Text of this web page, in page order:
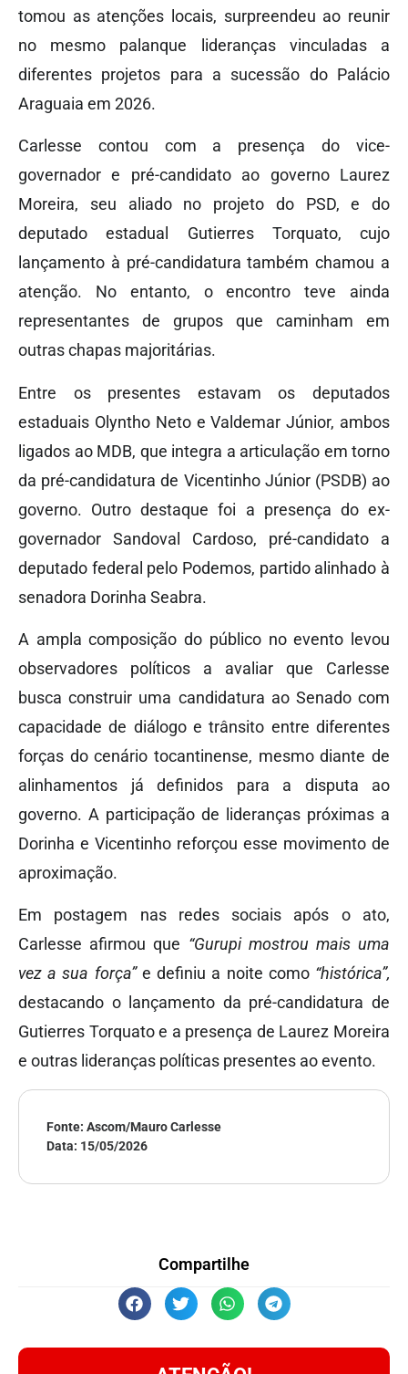
tomou as atenções locais, surpreendeu ao reunir
no mesmo palanque lideranças vinculadas a
diferentes projetos para a sucessão do Palácio
Araguaia em 2026.
Carlesse contou com a presença do vice-
governador e pré-candidato ao governo Laurez
Moreira, seu aliado no projeto do PSD, e do
deputado estadual Gutierres Torquato, cujo
lançamento à pré-candidatura também chamou a
atenção. No entanto, o encontro teve ainda
representantes de grupos que caminham em
outras chapas majoritárias.
Entre os presentes estavam os deputados
estaduais Olyntho Neto e Valdemar Júnior, ambos
ligados ao MDB, que integra a articulação em torno
da pré-candidatura de Vicentinho Júnior (PSDB) ao
governo. Outro destaque foi a presença do ex-
governador Sandoval Cardoso, pré-candidato a
deputado federal pelo Podemos, partido alinhado à
senadora Dorinha Seabra.
A ampla composição do público no evento levou
observadores políticos a avaliar que Carlesse
busca construir uma candidatura ao Senado com
capacidade de diálogo e trânsito entre diferentes
forças do cenário tocantinense, mesmo diante de
alinhamentos já definidos para a disputa ao
governo. A participação de lideranças próximas a
Dorinha e Vicentinho reforçou esse movimento de
aproximação.
Em postagem nas redes sociais após o ato,
Carlesse afirmou que “Gurupi mostrou mais uma
vez a sua força”e definiu a noite como “histórica”,
destacando o lançamento da pré-candidatura de
Gutierres Torquato e a presença de Laurez Moreira
e outras lideranças políticas presentes ao evento.
Fonte: Ascom/Mauro Carlesse
Data: 15/05/2026
Compartilhe